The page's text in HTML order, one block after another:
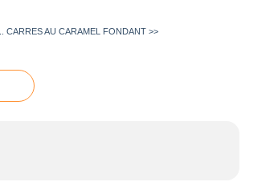
CARRES AU CARAMEL FONDANT >>